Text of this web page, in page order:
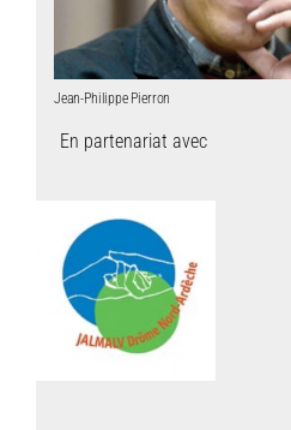
Jean-Philippe Pierron
En partenariat avec